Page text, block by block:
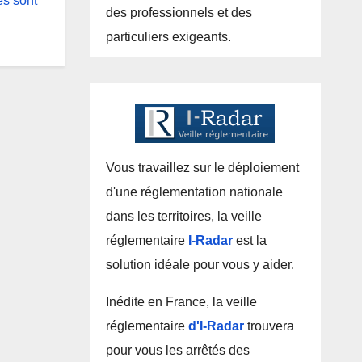
des professionnels et des
particuliers exigeants.
Vous travaillez sur le déploiement
d'une réglementation nationale
dans les territoires, la veille
réglementaire I-Radarest la
solution idéale pour vous y aider.
Inédite en France, la veille
réglementaire d'I-Radartrouvera
pour vous les arrêtés des